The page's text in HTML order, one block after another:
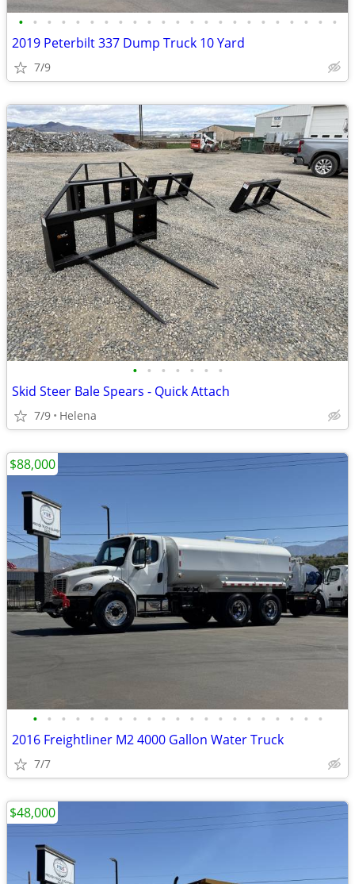
• • • • • • • • • • • • • • • • • • • • • • •
2019 Peterbilt 337 Dump Truck 10 Yard
7/9
• • • • • • •
Skid Steer Bale Spears - Quick Attach
7/9 Helena
• • • • • • • • • • • • • • • • • • • • •
2016 Freightliner M2 4000 Gallon Water Truck
7/7
$88,000
$48,000